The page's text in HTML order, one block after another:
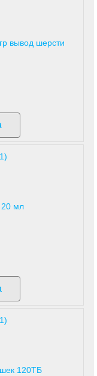
вывод шерсти
мл
120ТБ